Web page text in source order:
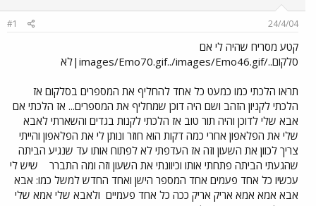
ש
א
ר
י
ך
24/4/04
#1
קטע מסריח שהיה לי אם
סלקום../images/Emo70.gif../images/Emo46.gif|לא
תראו הלכתי כמו כמעט כל אחד להחליף את המספרים בסלקום אז
הלכתי לקניון הזהב ושם היה דוכן שמחליף את המספרים... אז הלכתי אם
אבא שלי לדוכן והיה תור טוב אז הלכתי לקנות בגדים והשארתי לאבא
שלי את הפלאפון אחרי כמה דקות הוא חוזר ונותן לי את הפלאפון והייתי
צריך לכוון את השעון וזה אז העדפתי לא לפתוח אותו עד שנגיע הביתה
שהגעתי הביתה פתחתי אותו וכיוונתי את השעון וזה ומה התברר
שיש לי
עכשיו כל אחד פעמים אחד המספר הישן ואחד החדש למשל כמו: אבא
אבא אמא אמא אריק אריק ככה כל אחד פעמיים ולאבא שלי אמא שלי